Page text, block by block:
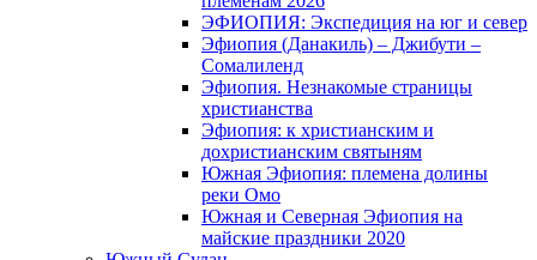
ЭФИОПИЯ: Экспедиция на юг и север
Эфиопия (Данакиль) – Джибути –
Cомалиленд
Эфиопия. Незнакомые страницы
христианства
Эфиопия: к христианским и
дохристианским святыням
Южная Эфиопия: племена долины
реки Омо
Южная и Северная Эфиопия на
майские праздники 2020